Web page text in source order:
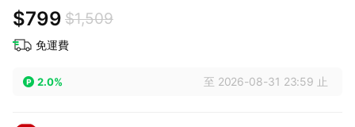
$799 $1,509
免運費
2.0% 至 2026-08-31 23:59 止